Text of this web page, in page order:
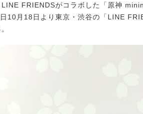
FRIENDSがコラボした「原神
10月18日より東京・渋谷の「LINE